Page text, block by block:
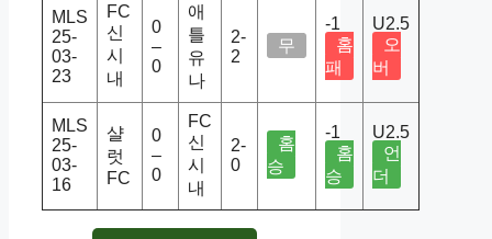
MLS
25-
03-
23
FC
신
시
내
0
–
0
애
틀
유
나
2-
2
무
-1
홈
패
U2.5
오
버
MLS
25-
03-
16
샬
럿
FC
0
–
0
FC
신
시
내
2-
0
홈
승
-1
홈
승
U2.5
언
더